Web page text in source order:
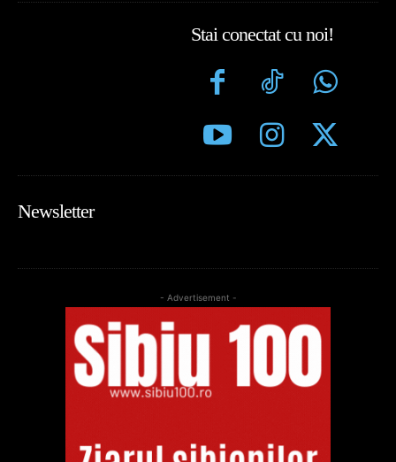
Stai conectat cu noi!
Newsletter
- Advertisement -